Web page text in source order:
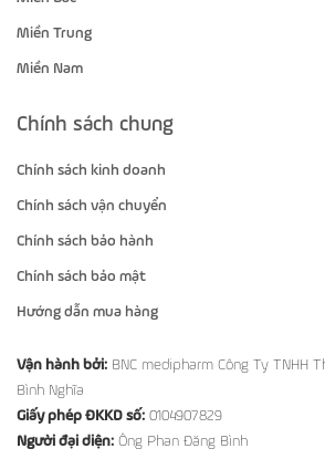
Miền Trung
Miền Nam
Chính sách chung
Chính sách kinh doanh
Chính sách vận chuyển
Chính sách bảo hành
Chính sách bảo mật
Hướng dẫn mua hàng
Vận hành bởi: BNC medipharm Công Ty TNHH
Bình Nghĩa
Giấy phép ĐKKD số: 0104907829
Người đại diện: Ông Phan Đăng Bình